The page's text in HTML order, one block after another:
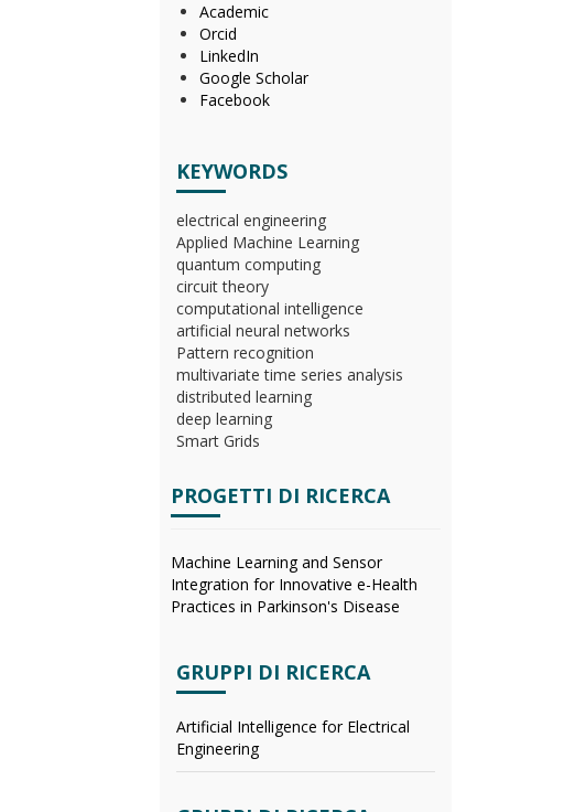
Academic
Orcid
LinkedIn
Google Scholar
Facebook
KEYWORDS
electrical engineering
Applied Machine Learning
quantum computing
circuit theory
computational intelligence
artificial neural networks
Pattern recognition
multivariate time series analysis
distributed learning
deep learning
Smart Grids
PROGETTI DI RICERCA
Machine Learning and Sensor
Integration for Innovative e-Health
Practices in Parkinson's Disease
GRUPPI DI RICERCA
Artificial Intelligence for Electrical
Engineering